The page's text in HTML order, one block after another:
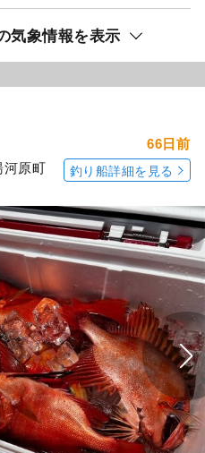
気象情報を表示
河原町
66日前
釣り船詳細を見る